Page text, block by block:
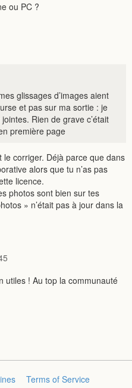
ou PC ?
glissages d’images aient
et pas sur ma sortie : je
Rien de grave c’était
première page
le corriger. Déjà parce que dans
alors que tu n’as pas
licence.
photos sont bien sur tes
» n’était pas à jour dans la
utiles ! Au top la communauté
Terms of Service